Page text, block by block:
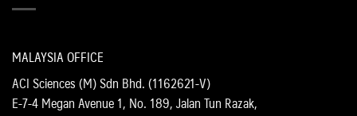
MALAYSIA OFFICE
ACI Sciences (M) Sdn Bhd. (1162621-V)
E-7-4 Megan Avenue 1, No. 189, Jalan Tun Razak,